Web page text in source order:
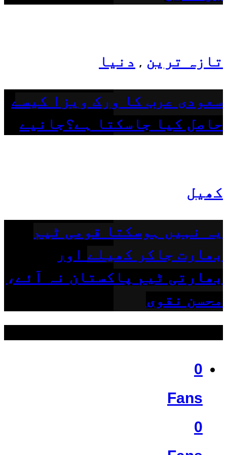
تازہ ترین , دنیا
سعودی عرب کا ورک ویزا کیسے
حاصل کیا جاسکتا ہے؟جانیے
کھیل
یہ نہیں ہوسکتا قومی ٹیم
بھارت جاکر کھیلے اور
بھارتی ٹیم پاکستان نہ آئے،
محسن نقوی
0
Fans
0